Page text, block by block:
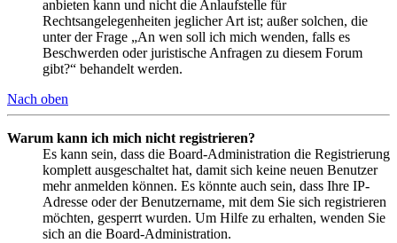
anbieten kann und nicht die Anlaufstelle für
Rechtsangelegenheiten jeglicher Art ist; außer solchen, die
unter der Frage „An wen soll ich mich wenden, falls es
Beschwerden oder juristische Anfragen zu diesem Forum
gibt?“ behandelt werden.
Nach oben
Warum kann ich mich nicht registrieren?
Es kann sein, dass die Board-Administration die Registrierung
komplett ausgeschaltet hat, damit sich keine neuen Benutzer
mehr anmelden können. Es könnte auch sein, dass Ihre IP-
Adresse oder der Benutzername, mit dem Sie sich registrieren
möchten, gesperrt wurden. Um Hilfe zu erhalten, wenden Sie
sich an die Board-Administration.